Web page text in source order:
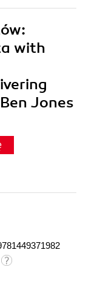
with
Jones